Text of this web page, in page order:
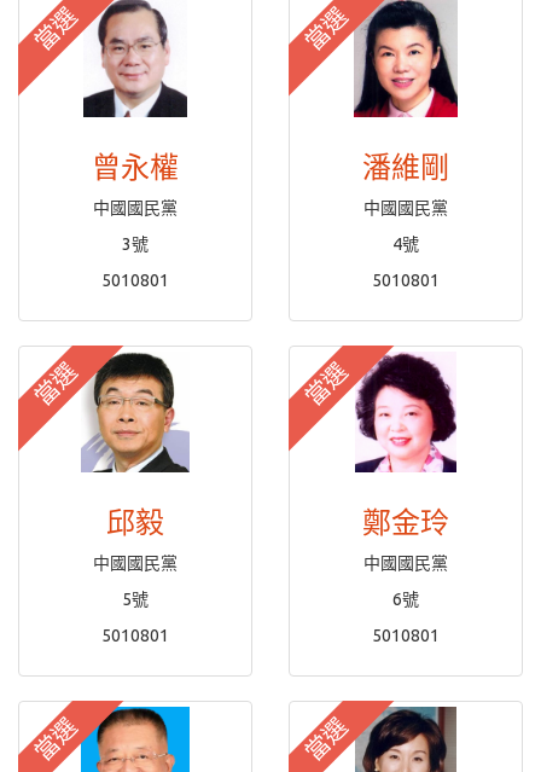
當選
曾永權
中國國民黨
3號
5010801
當選
潘維剛
中國國民黨
4號
5010801
當選
邱毅
中國國民黨
5號
5010801
當選
鄭金玲
中國國民黨
6號
5010801
當選 當選